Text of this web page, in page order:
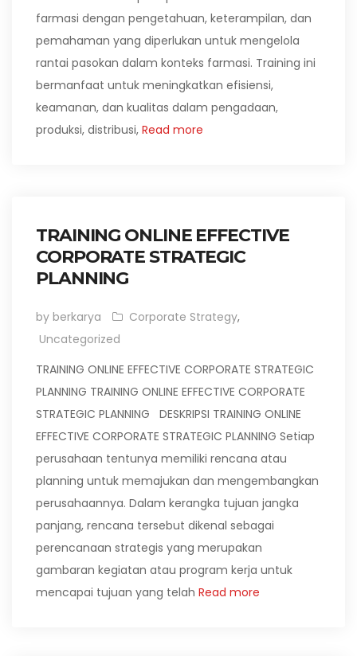
farmasi dengan pengetahuan, keterampilan, dan
pemahaman yang diperlukan untuk mengelola
rantai pasokan dalam konteks farmasi. Training ini
bermanfaat untuk meningkatkan efisiensi,
keamanan, dan kualitas dalam pengadaan,
produksi, distribusi, Read more
TRAINING ONLINE EFFECTIVE
CORPORATE STRATEGIC
PLANNING
by berkarya Corporate Strategy,
Uncategorized
TRAINING ONLINE EFFECTIVE CORPORATE STRATEGIC
PLANNING TRAINING ONLINE EFFECTIVE CORPORATE
STRATEGIC PLANNING DESKRIPSI TRAINING ONLINE
EFFECTIVE CORPORATE STRATEGIC PLANNING Setiap
perusahaan tentunya memiliki rencana atau
planning untuk memajukan dan mengembangkan
perusahaannya. Dalam kerangka tujuan jangka
panjang, rencana tersebut dikenal sebagai
perencanaan strategis yang merupakan
gambaran kegiatan atau program kerja untuk
mencapai tujuan yang telah Read more